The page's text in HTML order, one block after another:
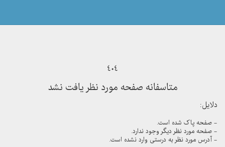
404
متاسفانه صفحه مورد نظر یافت نشد
دلایل:
- صفحه پاک شده است.
- صفحه مورد نظر دیگر وجود ندارد.
- آدرس مورد نظر به درستی وارد نشده است.